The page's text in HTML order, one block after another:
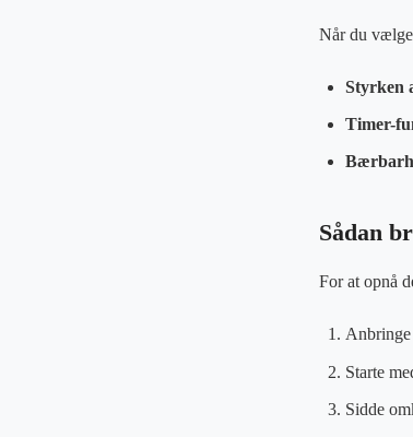
Når du
Styrken
Timer-
Sådan
For at opnå
Anbringe
Starte
Sidde